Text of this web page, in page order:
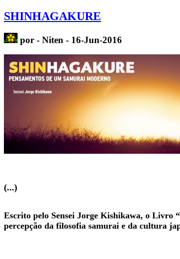
SHINHAGAKURE
por - Niten - 16-Jun-2016
(...)
Escrito pelo Sensei Jorge Kishikawa, o Livro
percepção da filosofia samurai e da cultura